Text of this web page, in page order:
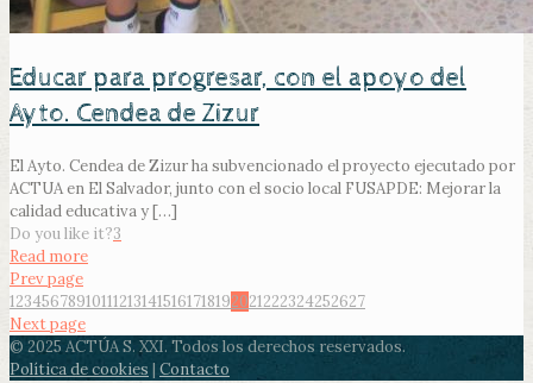
Educar para progresar, con el apoyo del
Ayto. Cendea de Zizur
El Ayto. Cendea de Zizur ha subvencionado el proyecto ejecutado por
ACTUA en El Salvador, junto con el socio local FUSAPDE: Mejorar la
calidad educativa y[…]
Do you like it?3
Read more
Prev page
123456789101112131415161718192021222324252627
Next page
© 2025 ACTÚA S. XXI. Todos los derechos reservados.
Política de cookies | Contacto